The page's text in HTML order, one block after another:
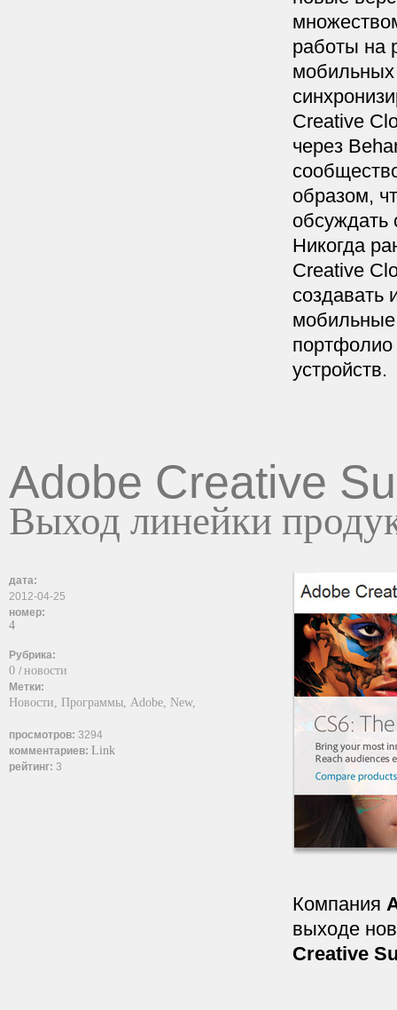
работы на
Creative
через
образом,
обсуждать
Никогда
Creative
создавать
портфолио
устройств.
Adobe Creative
Выход линейки
дата:
2012-04-25
номер:
4
Рубрика:
0 / новости
Метки:
Новости, Программы, Adobe, New,
просмотров: 3294
комментариев: Link
рейтинг: 3
Компания
выходе
Creative